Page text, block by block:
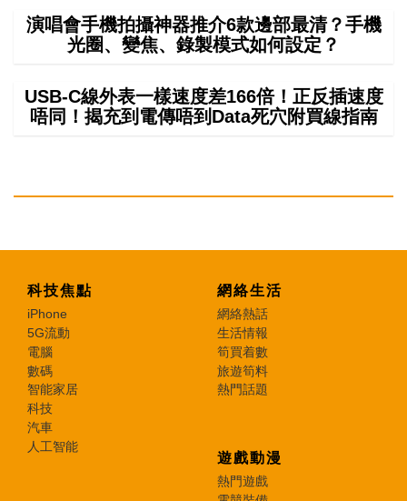
演唱會手機拍攝神器推介6款邊部最清？手機
光圈、變焦、錄製模式如何設定？
USB-C線外表一樣速度差166倍！正反插速度
唔同！揭充到電傳唔到Data死穴附買線指南
科技焦點
iPhone
5G流動
電腦
數碼
智能家居
科技
汽車
人工智能
網絡生活
網絡熱話
生活情報
筍買着數
旅遊筍料
熱門話題
遊戲動漫
熱門遊戲